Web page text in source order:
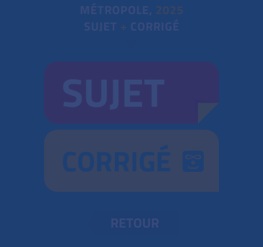
MÉTROPOLE, 2025
SUJET + CORRIGÉ
CORRIGÉ
RETOUR